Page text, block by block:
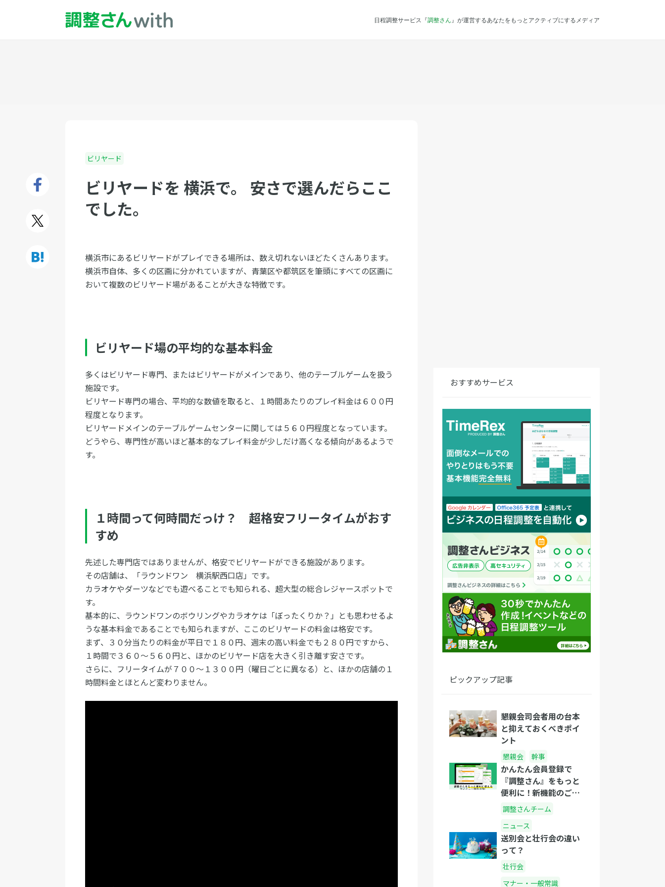
日程調整サービス『調整さん 』が運営するあなたをもっとアクティブにするメディア
ビリヤード
ビリヤードを 横浜で。 安さで選んだらここ
でした。
横浜市にあるビリヤードがプレイできる場所は、数え切れないほどたくさんあります。
横浜市自体、多くの区画に分かれていますが、青葉区や都筑区を筆頭にすべての区画に
おいて複数のビリヤード場があることが大きな特徴です。
ビリヤード場の平均的な基本料金
多くはビリヤード専門、またはビリヤードがメインであり、他のテーブルゲームを扱う
施設です。
ビリヤード専門の場合、平均的な数値を取ると、１時間あたりのプレイ料金は６００円
程度となります。
ビリヤードメインのテーブルゲームセンターに関しては５６０円程度となっています。
どうやら、専門性が高いほど基本的なプレイ料金が少しだけ高くなる傾向があるようで
す。
１時間って何時間だっけ？ 超格安フリータイムがおす
すめ
先述した専門店ではありませんが、格安でビリヤードができる施設があります。
その店舗は、「ラウンドワン 横浜駅西口店」です。
カラオケやダーツなどでも遊べることでも知られる、超大型の総合レジャースポットで
す。
基本的に、ラウンドワンのボウリングやカラオケは「ぼったくりか？」とも思わせるよ
うな基本料金であることでも知られますが、ここのビリヤードの料金は格安です。
まず、３０分当たりの料金が平日で１８０円、週末の高い料金でも２８０円ですから、
１時間で３６０～５６０円と、ほかのビリヤード店を大きく引き離す安さです。
さらに、フリータイムが７００～１３００円（曜日ごとに異なる）と、ほかの店舗の１
時間料金とほとんど変わりません。
おすすめサービス
ピックアップ記事
懇親会司会者用の台本
と抑えておくべきポイ
ント
懇親会 幹事
かんたん会員登録で
『調整さん』をもっと
便利に！新機能のご紹
介
調整さんチーム
ニュース
送別会と壮行会の違い
って？
壮行会
マナー・一般常識